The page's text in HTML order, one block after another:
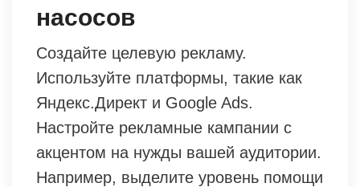
насосов
Создайте целевую рекламу.
Используйте платформы, такие как
Яндекс.Директ и Google Ads.
Настройте рекламные кампании с
акцентом на нужды вашей аудитории.
Например, выделите уровень помощи